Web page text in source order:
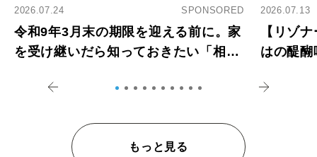
2026.07.24 SPONSORED
令和9年3月末の期限を迎える前に。家
を受け継いだら知っておきたい「相続
2026.07.13
【リゾ
はの醍
もっと見る